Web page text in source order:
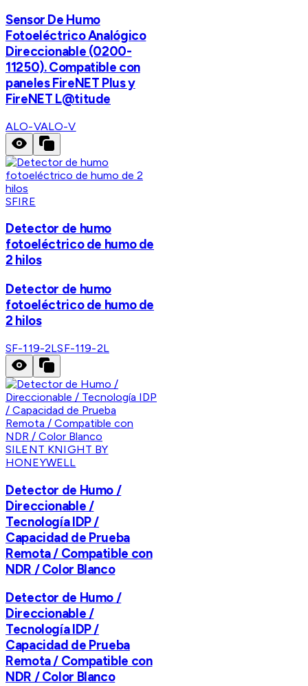
Sensor De Humo
Fotoeléctrico Analógico
Direccionable (0200-
11250). Compatible con
paneles FireNET Plus y
FireNET L@titude
ALO-VALO-V
SFIRE
Detector de humo
fotoeléctrico de humo de
2 hilos
Detector de humo
fotoeléctrico de humo de
2 hilos
SF-119-2LSF-119-2L
SILENT KNIGHT BY
HONEYWELL
Detector de Humo /
Direccionable /
Tecnología IDP /
Capacidad de Prueba
Remota / Compatible con
NDR / Color Blanco
Detector de Humo /
Direccionable /
Tecnología IDP /
Capacidad de Prueba
Remota / Compatible con
NDR / Color Blanco